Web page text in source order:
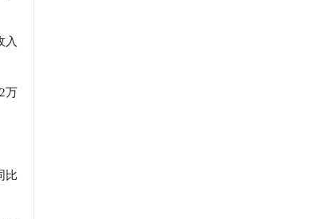
入
万
比